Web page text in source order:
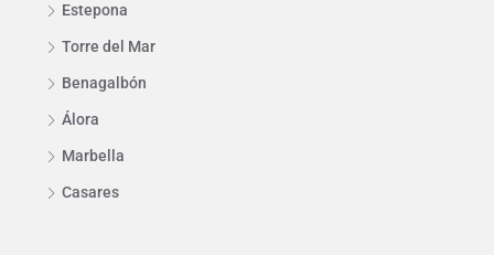
Estepona
Torre del Mar
Benagalbón
Álora
Marbella
Casares